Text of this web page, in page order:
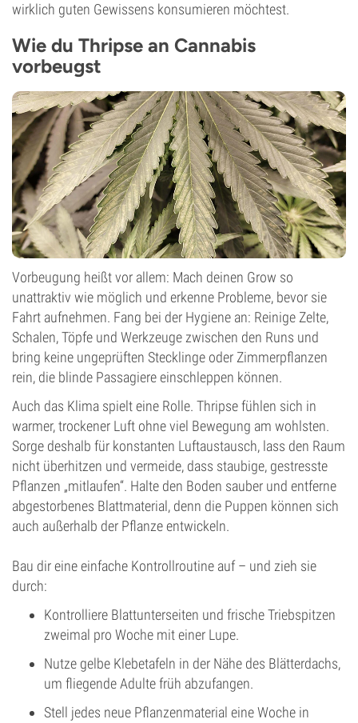
wirklich guten Gewissens konsumieren möchtest.
Wie du Thripse an Cannabis
vorbeugst
Vorbeugung heißt vor allem: Mach deinen Grow so
unattraktiv wie möglich und erkenne Probleme, bevor sie
Fahrt aufnehmen. Fang bei der Hygiene an: Reinige Zelte,
Schalen, Töpfe und Werkzeuge zwischen den Runs und
bring keine ungeprüften Stecklinge oder Zimmerpflanzen
rein, die blinde Passagiere einschleppen können.
Auch das Klima spielt eine Rolle. Thripse fühlen sich in
warmer, trockener Luft ohne viel Bewegung am wohlsten.
Sorge deshalb für konstanten Luftaustausch, lass den Raum
nicht überhitzen und vermeide, dass staubige, gestresste
Pflanzen „mitlaufen“. Halte den Boden sauber und entferne
abgestorbenes Blattmaterial, denn die Puppen können sich
auch außerhalb der Pflanze entwickeln.
Bau dir eine einfache Kontrollroutine auf – und zieh sie
durch:
Kontrolliere Blattunterseiten und frische Triebspitzen
zweimal pro Woche mit einer Lupe.
Nutze gelbe Klebetafeln in der Nähe des Blätterdachs,
um fliegende Adulte früh abzufangen.
Stell jedes neue Pflanzenmaterial eine Woche in